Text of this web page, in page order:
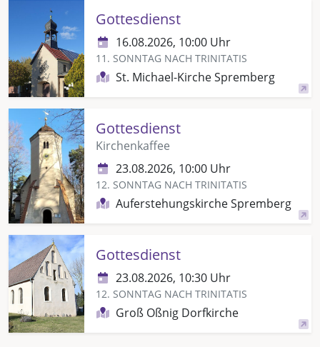
Gottesdienst
16.08.2026, 10:00 Uhr
11. SONNTAG NACH TRINITATIS
St. Michael-Kirche Spremberg
Gottesdienst
Kirchenkaffee
23.08.2026, 10:00 Uhr
12. SONNTAG NACH TRINITATIS
Auferstehungskirche Spremberg
Gottesdienst
23.08.2026, 10:30 Uhr
12. SONNTAG NACH TRINITATIS
Groß Oßnig Dorfkirche